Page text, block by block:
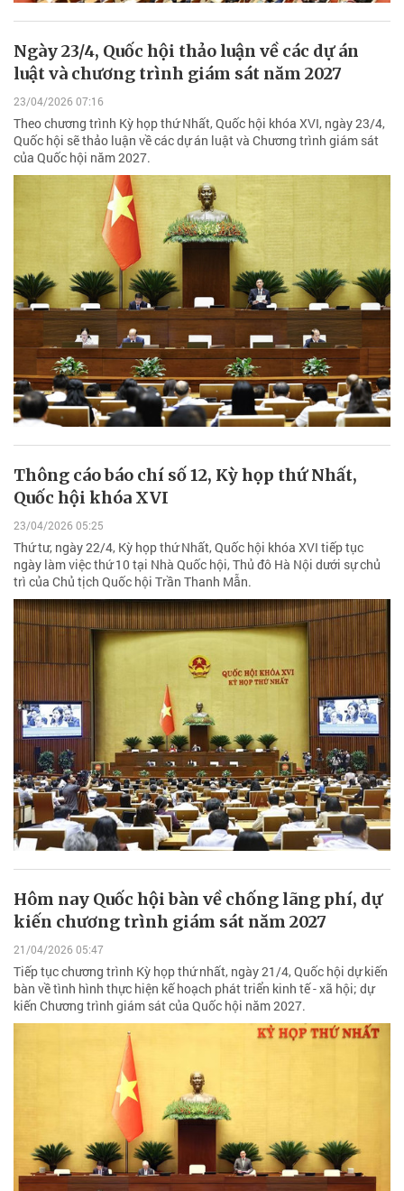
Ngày 23/4, Quốc hội thảo luận về các dự án
luật và chương trình giám sát năm 2027
23/04/2026 07:16
Theo chương trình Kỳ họp thứ Nhất, Quốc hội khóa XVI, ngày 23/4,
Quốc hội sẽ thảo luận về các dự án luật và Chương trình giám sát
của Quốc hội năm 2027.
Thông cáo báo chí số 12, Kỳ họp thứ Nhất,
Quốc hội khóa XVI
23/04/2026 05:25
Thứ tư, ngày 22/4, Kỳ họp thứ Nhất, Quốc hội khóa XVI tiếp tục
ngày làm việc thứ 10 tại Nhà Quốc hội, Thủ đô Hà Nội dưới sự chủ
trì của Chủ tịch Quốc hội Trần Thanh Mẫn.
Hôm nay Quốc hội bàn về chống lãng phí, dự
kiến chương trình giám sát năm 2027
21/04/2026 05:47
Tiếp tục chương trình Kỳ họp thứ nhất, ngày 21/4, Quốc hội dự kiến
bàn về tình hình thực hiện kế hoạch phát triển kinh tế - xã hội; dự
kiến Chương trình giám sát của Quốc hội năm 2027.